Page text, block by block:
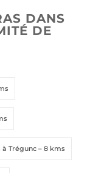
DANS
DE
à Trégunc– 8 kms